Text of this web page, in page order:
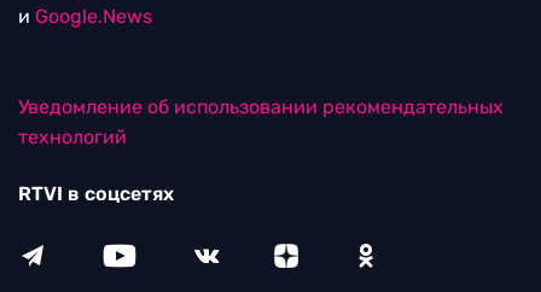
и Google.News
Уведомление об использовании рекомендательных
технологий
RTVI в соцсетях